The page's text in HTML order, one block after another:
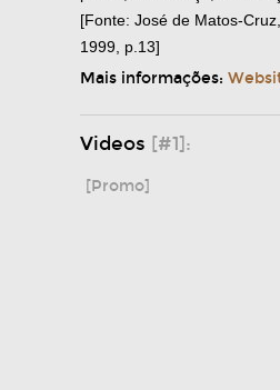
[Fonte: José de Matos-
1999, p.13]
Mais informações:
Videos [#1]:
[Promo]